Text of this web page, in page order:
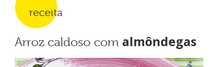
receita
Arroz caldoso com almôndegas